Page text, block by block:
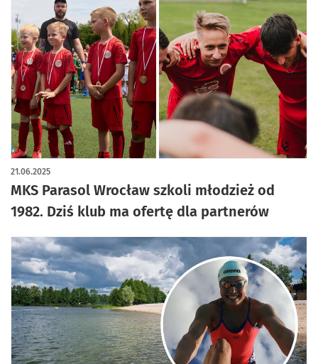
MKS Parasol Wrocław szkoli młodzież od
1982. Dziś klub ma ofertę dla partnerów
21.06.2025